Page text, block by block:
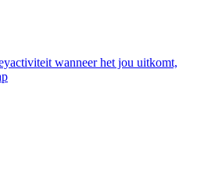
wanneer het jou uitkomt,